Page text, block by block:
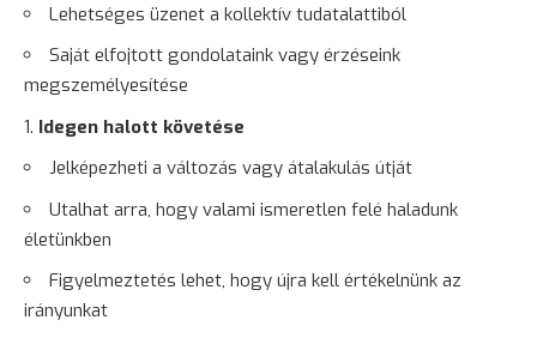
Lehetséges üzenet a kollektív tudatalattiból
Saját elfojtott gondolataink vagy érzéseink
megszemélyesítése
Idegen halott követése
Jelképezheti a változás vagy átalakulás útját
Utalhat arra, hogy valami ismeretlen felé haladunk
életünkben
Figyelmeztetés lehet, hogy újra kell értékelnünk az
irányunkat